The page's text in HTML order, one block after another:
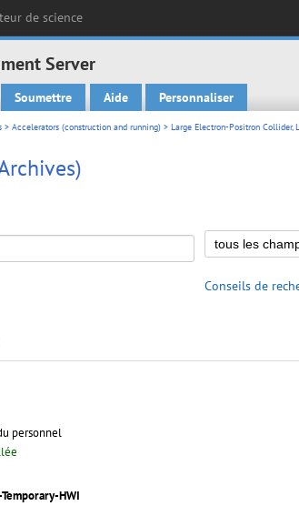
de science
Server
Soumettre Aide Personnaliser
> Accelerators (construction and running) > Large Electron-Positron Collider,
Conseils de
personnel
Temporary-HWI